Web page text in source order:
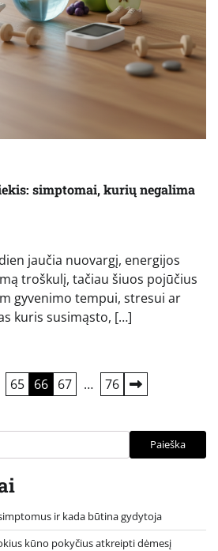
simptomai, kurių negalima
jaučia nuovargį, energijos
troškulį, tačiau šiuos pojūčius
gyvenimo tempui, stresui ar
kuris susimąsto, […]
65 66 67 … 76
Paieška
ir kada būtina gydytoja
kūno pokyčius atkreipti dėmesį